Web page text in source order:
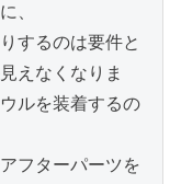
、
するのは要件と
えなくなりま
ルを装着するの
フターパーツを